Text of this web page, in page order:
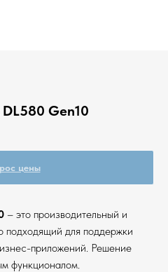
Gen10
цены
– это производительный и
подходящий для поддержки
приложений. Решение
функционалом.